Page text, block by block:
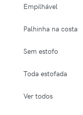
Empilhável
Palhinha na costa
Sem estofo
Toda estofada
Ver todos